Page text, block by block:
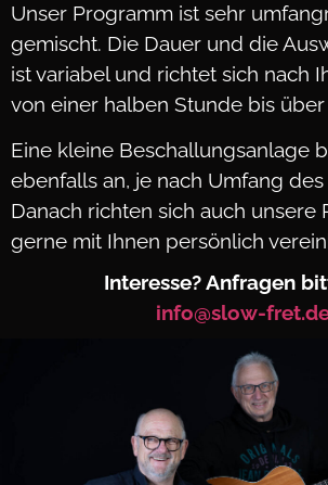
Unser Programm ist sehr
gemischt. Die Dauer und die
ist variabel und richtet sich nach
von einer halben Stunde bis über
Eine kleine Beschallungsanlage
ebenfalls an, je nach Umfang des
Danach richten sich auch unsere
gerne mit Ihnen persönlich
Interesse? Anfragen
info@slow-